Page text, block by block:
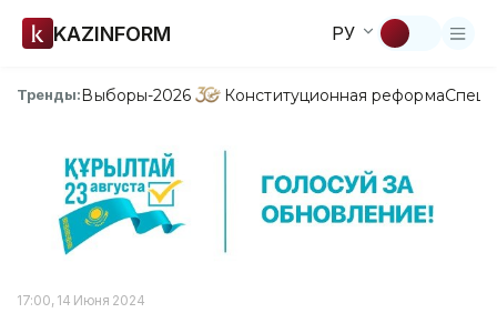
KAZINFORM РУ
Тренды:Выборы-2026 Конституционная реформа
17:00, 14 Июня 2024